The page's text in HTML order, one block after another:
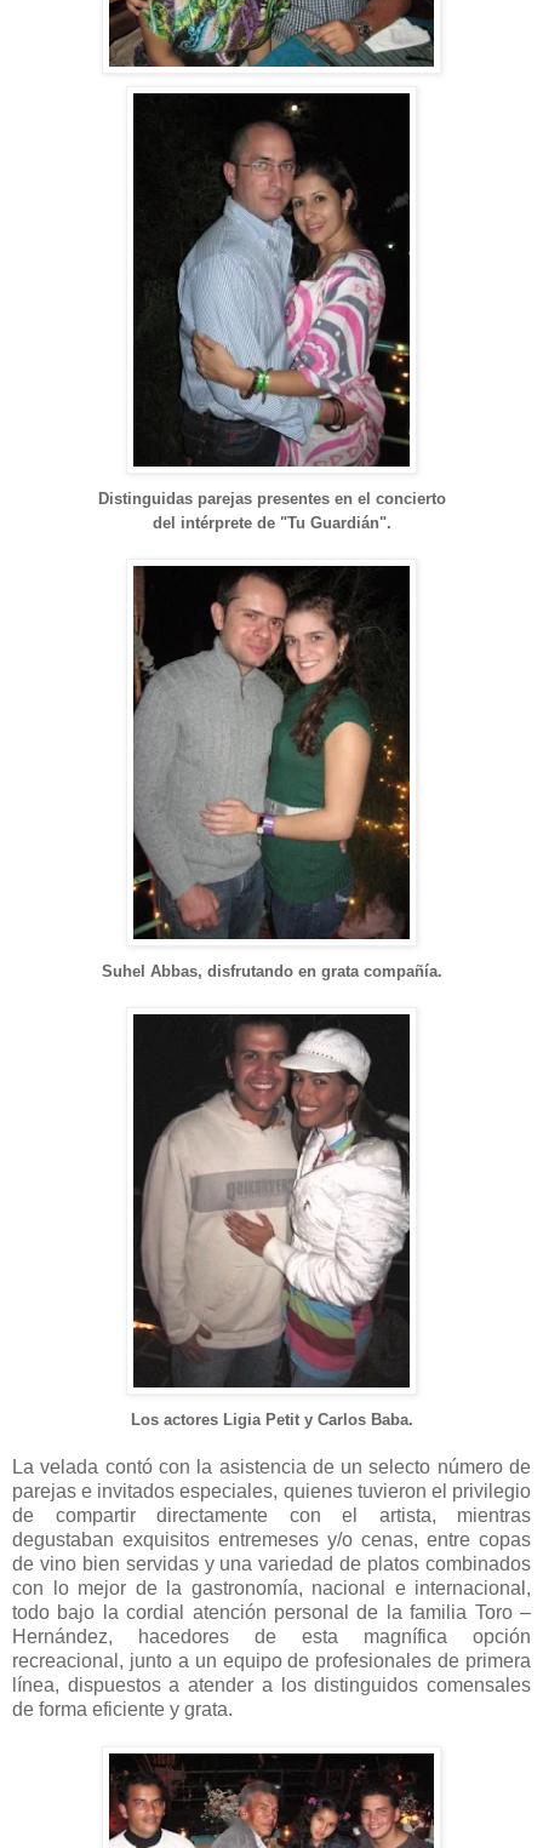
Distinguidas parejas presentes en el concierto
del intérprete de "Tu Guardián".
Suhel Abbas, disfrutando en grata compañía.
Los actores Ligia Petit y Carlos Baba.
La velada contó con la asistencia de un selecto número de
parejas e invitados especiales, quienes tuvieron el privilegio
de compartir directamente con el artista, mientras
degustaban exquisitos entremeses y/o cenas, entre copas
de vino bien servidas y una variedad de platos combinados
con lo mejor de la gastronomía, nacional e internacional,
todo bajo la cordial atención personal de la familia Toro –
Hernández, hacedores de esta magnífica opción
recreacional, junto a un equipo de profesionales de primera
línea, dispuestos a atender a los distinguidos comensales
de forma eficiente y grata.